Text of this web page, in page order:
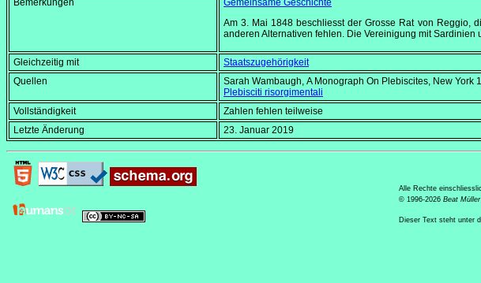
Bemerkungen
Gemeinsame Geschichte
Am3. Mai 1848 beschliesst der Grosse Rat von Reggio,
anderen Alternativen fehlen. Die Vereinigung mit
Gleichzeitig mit
Staatszugehörigkeit
Quellen
Sarah Wambaugh, A Monograph On Plebiscites, New York
Plebisciti risorgimentali
Vollständigkeit
Zahlen fehlen teilweise
Letzte Änderung
23. Januar 2019
Alle Rechte
© 1996-2026 Beat Müller
Dieser Text steht unter